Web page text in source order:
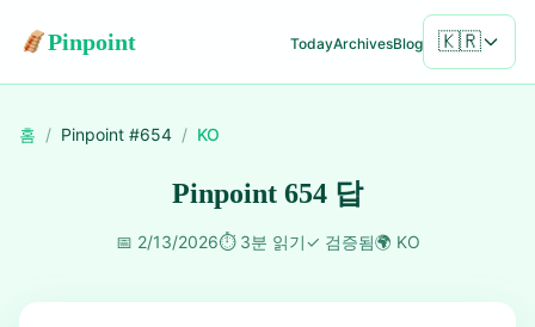
Pinpoint TodayArchivesBlog 🇰🇷
홈 / Pinpoint #654 / KO
Pinpoint 654 답
📅 2/13/2026⏱️ 3분 읽기✓ 검증됨🌍 KO